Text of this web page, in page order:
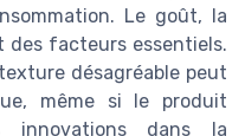
Le goût, la
facteurs essentiels.
désagréable peut
même si le produit
innovations dans la